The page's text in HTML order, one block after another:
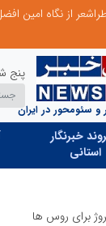
و سئومحور در ایران
پنج شنبه 15
خبرنگار
استانی
برای روس ها